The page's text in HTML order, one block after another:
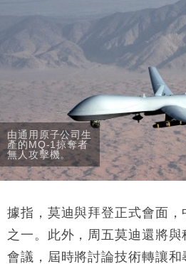
由通用原子公司生
產的MQ-1掠奪者
無人攻擊機。
據指，莫迪與拜登正式會面
之一。此外，周五莫迪還將
會議，屆時將討論技術轉讓